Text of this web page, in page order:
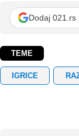
Dodaj 021.rs
TEME
IGRICE